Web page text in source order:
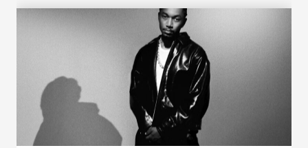
WANT MORE ?